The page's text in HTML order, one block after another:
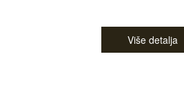
Više detalja